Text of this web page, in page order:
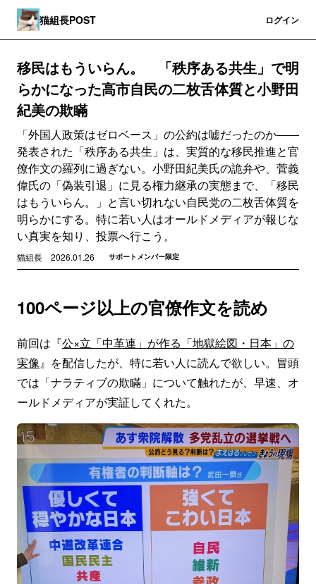
猫組長POST ログイン
移民はもういらん。 「秩序ある共生」で明
らかになった高市自民の二枚舌体質と小野田
紀美の欺瞞
「外国人政策はゼロベース」の公約は嘘だったのか――
発表された「秩序ある共生」は、実質的な移民推進と官
僚作文の羅列に過ぎない。小野田紀美氏の詭弁や、菅義
偉氏の「偽装引退」に見る権力継承の実態まで、「移民
はもういらん。」と言い切れない自民党の二枚舌体質を
明らかにする。特に若い人はオールドメディアが報じな
い真実を知り、投票へ行こう。
猫組長 2026.01.26 サポートメンバー限定
100ページ以上の官僚作文を読め
前回は『公×立「中革連」が作る「地獄絵図・日本」の
実像』を配信したが、特に若い人に読んで欲しい。冒頭
では「ナラティブの欺瞞」について触れたが、早速、オ
ールドメディアが実証してくれた。